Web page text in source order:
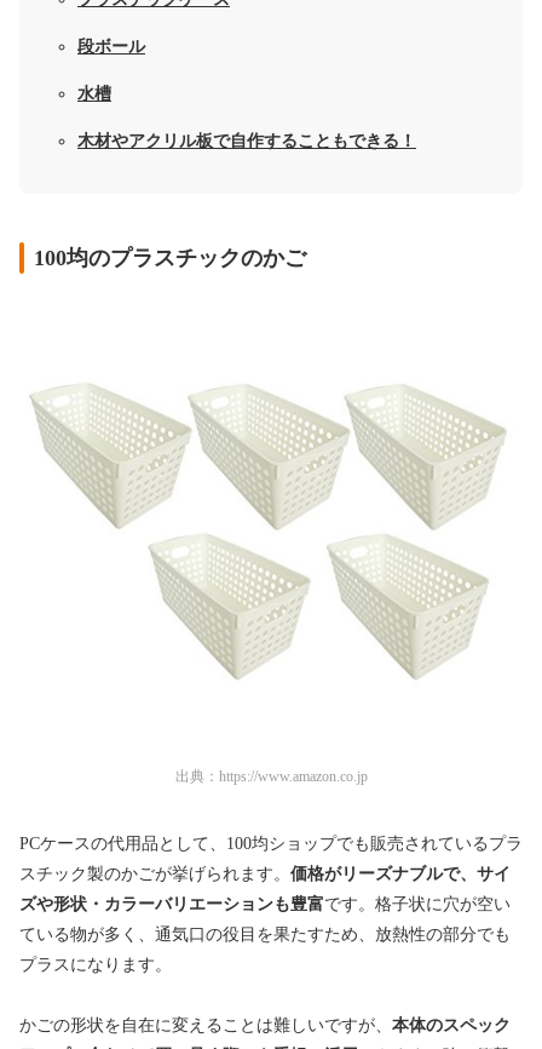
段ボール
水槽
木材やアクリル板で自作することもできる！
100均のプラスチックのかご
出典： https://www.amazon.co.jp
PCケースの代用品として、100均ショップでも販売されているプラ
スチック製のかごが挙げられます。 価格がリーズナブルで、サイ
ズや形状・カラーバリエーションも豊富です。格子状に穴が空い
ている物が多く、通気口の役目を果たすため、放熱性の部分でも
プラスになります。
かごの形状を自在に変えることは難しいですが、 本体のスペック